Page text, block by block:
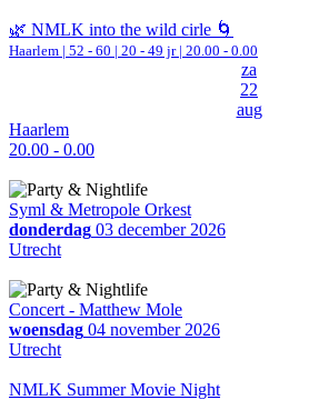
🌿 NMLK into the wild cirle 🌀
Haarlem | 52 - 60 | 20 - 49 jr | 20.00 - 0.00
za
22
aug
Haarlem
20.00 - 0.00
Syml & Metropole Orkest
donderdag 03 december 2026
Utrecht
Concert - Matthew Mole
woensdag 04 november 2026
Utrecht
NMLK Summer Movie Night